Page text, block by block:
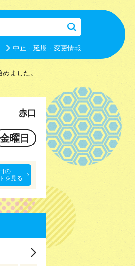
中止・延期・変更情報
ました。
赤口
金曜日
の
を見る